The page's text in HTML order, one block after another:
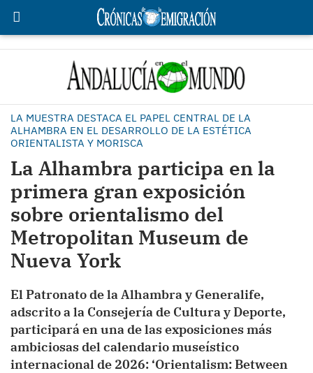
LA MUESTRA DESTACA EL PAPEL CENTRAL DE LA
ALHAMBRA EN EL DESARROLLO DE LA ESTÉTICA
ORIENTALISTA Y MORISCA
La Alhambra participa en la
primera gran exposición
sobre orientalismo del
Metropolitan Museum de
Nueva York
El Patronato de la Alhambra y Generalife,
adscrito a la Consejería de Cultura y Deporte,
participará en una de las exposiciones más
ambiciosas del calendario museístico
internacional de 2026: ‘Orientalism: Between